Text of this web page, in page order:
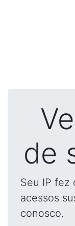
de
Seu IP fez
acessos
conosco.